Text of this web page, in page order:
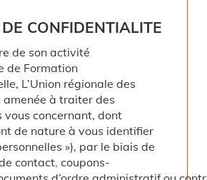
DE CONFIDENTIALITE
de son activité
de Formation
L’Union régionale des
à traiter des
vous concernant, dont
de nature à vous identifier
»), par le biais de
contact, coupons-